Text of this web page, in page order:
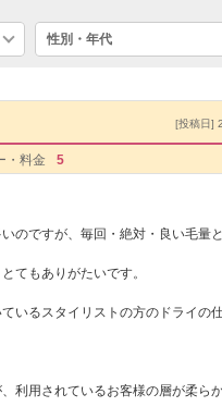
性別・年代
[投稿日]
・料金 5
のですが、毎回・絶対・良い毛量
てもありがたいです。
いるスタイリストの方のドライの
利用されているお客様の層が柔ら